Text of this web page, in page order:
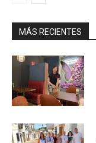
MÁS RECIENTES